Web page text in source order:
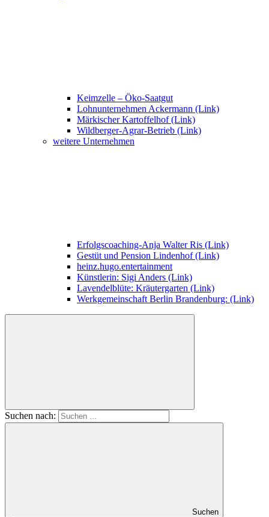
Keimzelle – Öko-Saatgut
Lohnunternehmen Ackermann (Link)
Märkischer Kartoffelhof (Link)
Wildberger-Agrar-Betrieb (Link)
weitere Unternehmen
Erfolgscoaching-Anja Walter Ris (Link)
Gestüt und Pension Lindenhof (Link)
heinz.hugo.entertainment
Künstlerin: Sigi Anders (Link)
Lavendelblüte: Kräutergarten (Link)
Werkgemeinschaft Berlin Brandenburg: (Link)
Suchen nach:
Suchen